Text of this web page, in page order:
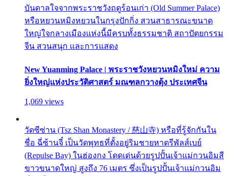
บันดาลใจจากพระราชวังฤดูร้อนเก่า (Old Summer Palace)
หรือหยวนหมิงหยวนในกรุงปักกิ่ง สวนสาธารณะขนาด
ใหญ่ใจกลางเมืองแห่งนี้มีครบทั้งธรรมชาติ สถาปัตยกรรม
จีน สวนสนุก และการแสดง
New Yuanming Palace | พระราชวังหยวนหมิงใหม่ ความ
ยิ่งใหญ่แห่งประวัติศาสตร์ มณฑลกวางตุ้ง ประเทศจีน
1,069 views
วัดซีซ่าน (Tsz Shan Monastery / 慈山寺) หรือที่รู้จักกันใน
ชื่อ ฉี่ซ้านจี๋ เป็นวัดพุทธที่ตั้งอยู่ริมชายหาดรีพัลส์เบย์
(Repulse Bay) ในฮ่องกง โดดเด่นด้วยรูปปั้นเจ้าแม่กวนอิมสี
ขาวขนาดใหญ่ สูงถึง 76 เมตร ซึ่งเป็นรูปปั้นเจ้าแม่กวนอิม